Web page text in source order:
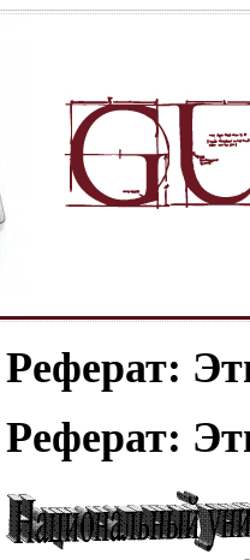
Реферат:
Реферат: